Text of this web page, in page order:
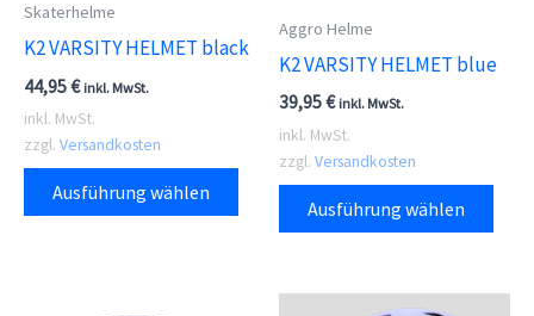
Skaterhelme
K2 VARSITY HELMET black
44,95€ inkl. MwSt.
inkl. MwSt.
zzgl. Versandkosten
Ausführung wählen
Dieses
Produkt
weist
Aggro Helme
K2 VARSITY HELMET blue
39,95€ inkl. MwSt.
inkl. MwSt.
zzgl. Versandkosten
Ausführung wählen